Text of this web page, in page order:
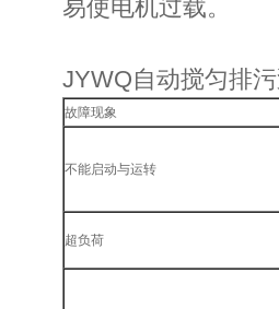
易使电机过载。
JYWQ自动搅匀排
故障现象
不能启动与运转
超负荷